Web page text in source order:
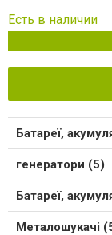
Есть в наличии
Батареї,
генератори (5)
Батареї,
Металошукачі